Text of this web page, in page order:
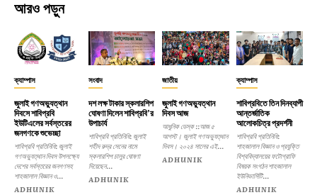
আরও পড়ুন
ক্যাম্পাস
জুলাই গণঅভ্যুত্থান
দিবসে শাবিপ্রবি
ইউটিএলের সর্বস্তরের
জনগণকে শুভেচ্ছা
শাবিপ্রবি প্রতিনিধি: জুলাই
গণঅভ্যুত্থান দিবস উপলক্ষ্যে
দেশের সর্বস্তরের জনগণসহ
শাহজালাল বিজ্ঞান ও...
ADHUNIK
সংবাদ
দশ লক্ষ টাকার স্কলারশিপ
ঘোষণা দিলেন শাবিপ্রবি’র
উপাচার্য
শাবিপ্রবি প্রতিনিধি: জুলাই
শহীদ রুদ্র সেনের নামে
স্কলারশিপ চালুর ঘোষণা
দিয়েছেন...
ADHUNIK
জাতীয়
জুলাই গণঅভ্যুত্থান
দিবস আজ
আধুনিক ডেস্ক ::আজ ৫
আগস্ট। জুলাই গণঅভ্যুত্থান
দিবস। ২০২৪ সালের এই...
ADHUNIK
ক্যাম্পাস
শাবিপ্রবিতে তিন দিনব্যাপী
আন্তর্জাতিক
আলোকচিত্র প্রদর্শনী
শাবিপ্রবি প্রতিনিধি:
শাহজালাল বিজ্ঞান ও প্রযুক্তি
বিশ্ববিদ্যালয়ের ফটোগ্রাফি
বিষয়ক সংগঠন শাহজালাল
ইউনিভার্সিটি...
ADHUNIK